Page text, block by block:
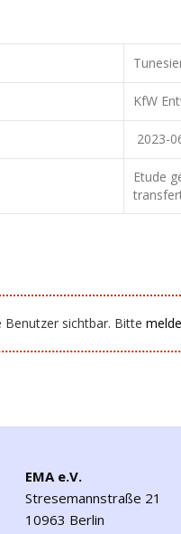
KfW
2023-
Etude
sichtbar. Bitte
EMA e.V.
Stresemannstraße 21
10963 Berlin